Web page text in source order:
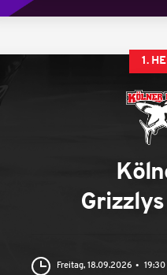
1.
Freitag, 18.09.2026 19:30